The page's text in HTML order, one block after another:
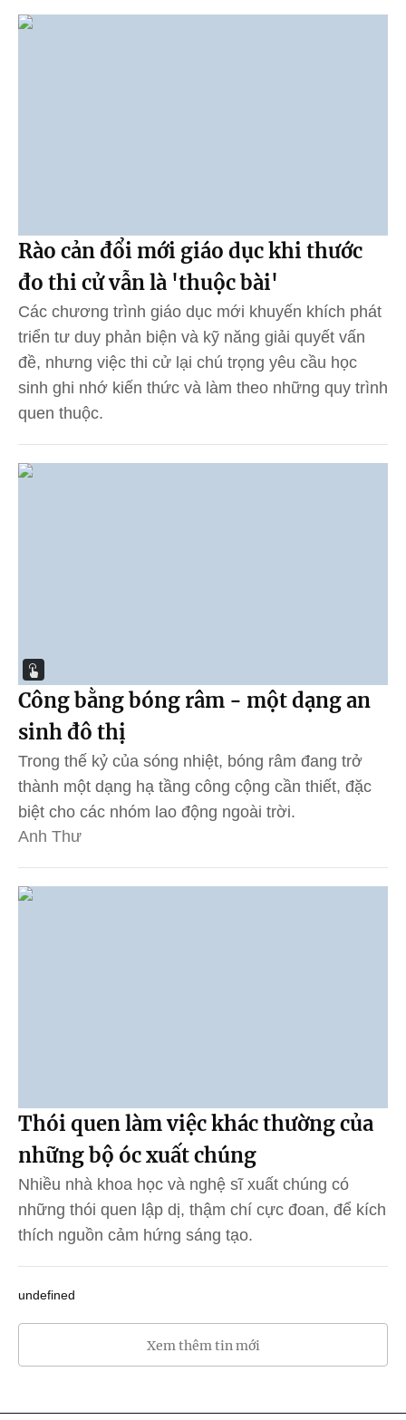
Rào cản đổi mới giáo dục khi thước
đo thi cử vẫn là 'thuộc bài'
Các chương trình giáo dục mới khuyến khích phát
triển tư duy phản biện và kỹ năng giải quyết vấn
đề, nhưng việc thi cử lại chú trọng yêu cầu học
sinh ghi nhớ kiến thức và làm theo những quy trình
quen thuộc.
Công bằng bóng râm - một dạng an
sinh đô thị
Trong thế kỷ của sóng nhiệt, bóng râm đang trở
thành một dạng hạ tầng công cộng cần thiết, đặc
biệt cho các nhóm lao động ngoài trời.
Anh Thư
Thói quen làm việc khác thường của
những bộ óc xuất chúng
Nhiều nhà khoa học và nghệ sĩ xuất chúng có
những thói quen lập dị, thậm chí cực đoan, để kích
thích nguồn cảm hứng sáng tạo.
undefined
Xem thêm tin mới